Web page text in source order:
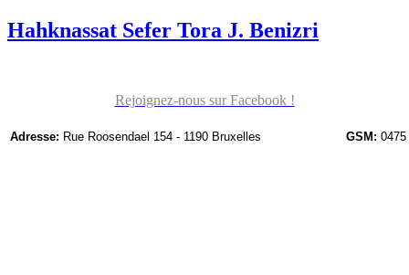
Hahknassat Sefer Tora J. Benizri
Rejoignez-nous sur Facebook !
Adresse: Rue Roosendael 154 - 1190 Bruxelles GSM: